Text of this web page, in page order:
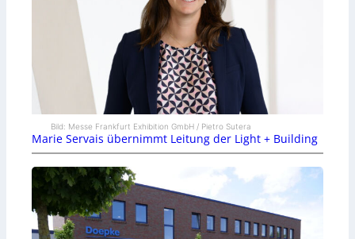
Bild: Messe Frankfurt Exhibition GmbH / Pietro Sutera
Marie Servais übernimmt Leitung der Light + Building